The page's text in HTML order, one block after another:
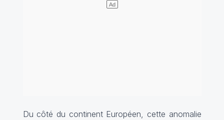
Du côté du continent Européen, cette anomalie